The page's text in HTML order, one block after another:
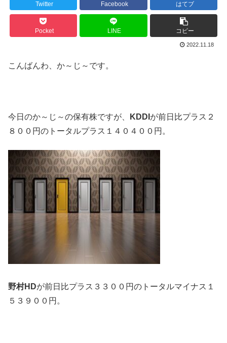
Twitter Facebook はてブ
Pocket LINE コピー
2022.11.18
こんばんわ、か～じ～です。
今日のか～じ～の保有株ですが、 KDDI が前日比プラス２
８００円のトータルプラス１４０４００円。
野村HDが前日比プラス３３００円のトータルマイナス１
５３９００円。